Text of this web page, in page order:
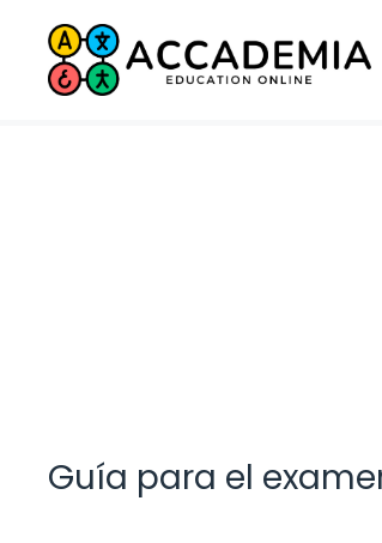
Saltar
contenido
Guía para el